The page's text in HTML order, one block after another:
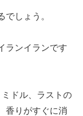
しょう。
ランイランです
ドル、ラストの
香りがすぐに消